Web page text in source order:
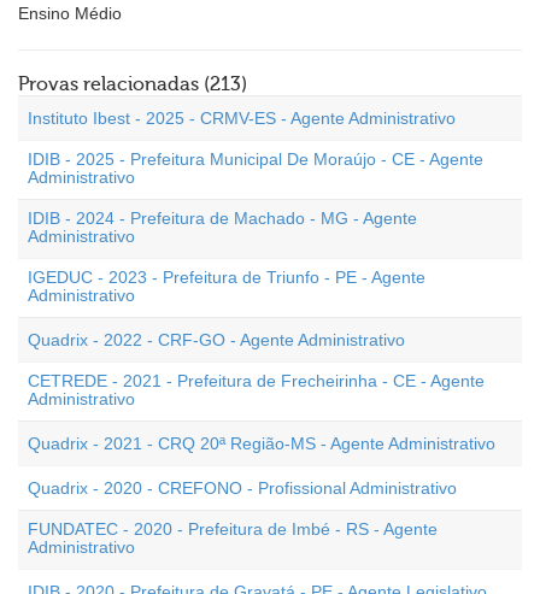
Ensino Médio
Provas relacionadas (213)
Instituto Ibest - 2025 - CRMV-ES - Agente Administrativo
IDIB - 2025 - Prefeitura Municipal De Moraújo - CE - Agente
Administrativo
IDIB - 2024 - Prefeitura de Machado - MG - Agente
Administrativo
IGEDUC - 2023 - Prefeitura de Triunfo - PE - Agente
Administrativo
Quadrix - 2022 - CRF-GO - Agente Administrativo
CETREDE - 2021 - Prefeitura de Frecheirinha - CE - Agente
Administrativo
Quadrix - 2021 - CRQ 20ª Região-MS - Agente Administrativo
Quadrix - 2020 - CREFONO - Profissional Administrativo
FUNDATEC - 2020 - Prefeitura de Imbé - RS - Agente
Administrativo